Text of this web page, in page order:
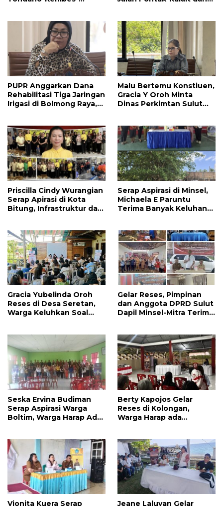
PUPR Anggarkan Dana
Rehabilitasi Tiga Jaringan
Irigasi di Bolmong Raya,
Malu Bertemu Konstiuen,
Gracia Y Oroh Minta
Dinas Perkimtan Sulut
Jalan di Tandengan I
Priscilla Cindy Wurangian
Serap Apirasi di Kota
Bitung, Infrastruktur dan
Warga
Serap Aspirasi di Minsel,
Michaela E Paruntu
Terima Banyak Keluhan
Gracia Yubelinda Oroh
Reses di Desa Seretan,
Warga Keluhkan Soal
Gelar Reses, Pimpinan
dan Anggota DPRD Sulut
Dapil Minsel-Mitra Terima
Seska Ervina Budiman
Serap Aspirasi Warga
Boltim, Warga Harap Ada
Berty Kapojos Gelar
Reses di Kolongan,
Warga Harap ada
Vionita Kuera Serap
Jeane Laluyan Gelar